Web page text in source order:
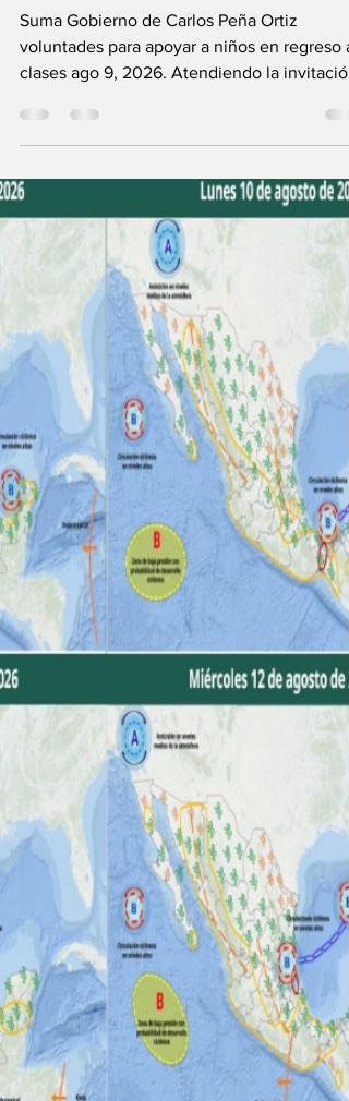
voluntades para
apoyar a niños en
regreso a clases.
Suma Gobierno de Carlos Peña Ortiz
clases ago 9, 2026. Atendiendo la invitación
del Alcalde Carlos Peña Ortiz, el personal
administrativo del Instituto Reynosense para
la Cultura y las Artes participó en la
de Donación “Todos Somos Útiles”, que se
llevó a cabo del 8 de junio al 7 de agosto. En
un gesto de solidaridad, el equipo del IRCA
aportó recursos propios para la adquisición
mochilas, útiles escolares y loncheras, a